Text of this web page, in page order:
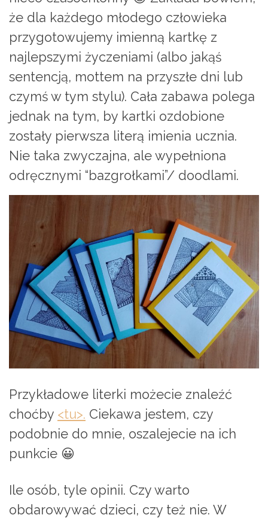
że dla każdego młodego człowieka
przygotowujemy imienną kartkę z
najlepszymi życzeniami (albo jakąś
sentencją, mottem na przyszłe dni lub
czymś w tym stylu). Cała zabawa polega
jednak na tym, by kartki ozdobione
zostały pierwsza literą imienia ucznia.
Nie taka zwyczajna, ale wypełniona
odręcznymi “bazgrołkami”/ doodlami.
Przykładowe literki możecie znaleźć
choćby <tu>. Ciekawa jestem, czy
podobnie do mnie, oszalejecie na ich
punkcie 😀
Ile osób, tyle opinii. Czy warto
obdarowywać dzieci, czy też nie. W